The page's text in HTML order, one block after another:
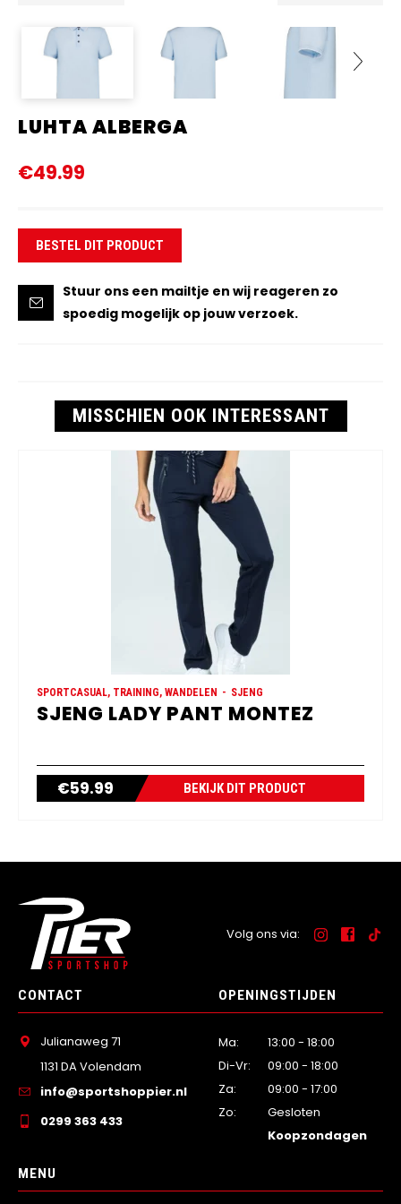
LUHTA ALBERGA
€49.99
BESTEL DIT PRODUCT
Stuur ons een mailtje en wij reageren zo
spoedig mogelijk op jouw verzoek.
MISSCHIEN OOK INTERESSANT
SPORTCASUAL, TRAINING, WANDELEN SJENG
SJENG LADY PANT MONTEZ
€59.99 BEKIJK DIT PRODUCT
Volg ons via:
CONTACT
Julianaweg 71
1131 DA Volendam
info@sportshoppier.nl
0299 363 433
OPENINGSTIJDEN
Ma:
13:00 - 18:00
Di-Vr:
09:00 - 18:00
Za:
09:00 - 17:00
Zo:
Gesloten
Koopzondagen
MENU